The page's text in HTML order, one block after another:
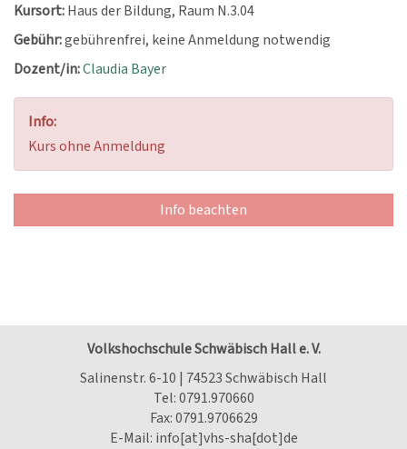
Kursort:Haus der Bildung, Raum N.3.04
Gebühr:gebührenfrei, keine Anmeldung notwendig
Dozent/in:Claudia Bayer
Info:
Kurs ohne Anmeldung
Info beachten
Volkshochschule Schwäbisch Hall e. V.
Salinenstr. 6-10 | 74523 Schwäbisch Hall
Tel:0791.970660
Fax: 0791.9706629
E-Mail: info[at]vhs-sha[dot]de